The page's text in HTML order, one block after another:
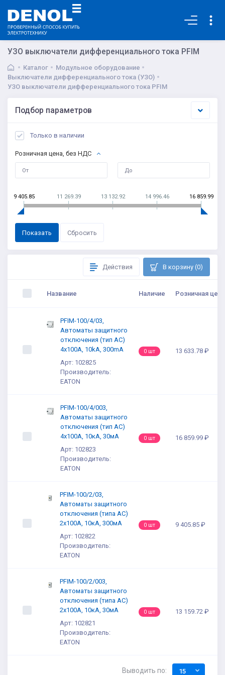
УЗО выключатели дифференциального тока PFIM
Каталог
Модульное оборудование
Выключатели дифференциального тока (УЗО)
УЗО выключатели дифференциального тока PFIM
Действия В корзину (0)
Название Наличие Розничная
PFIM-100/4/03,
Автоматы защитного
отключения (тип AC)
4x100A, 10kA, 300mA
Арт: 102825
Производитель:
EATON
0 шт 13 633.78 ₽
PFIM-100/4/003,
Автоматы защитного
отключения (тип AC)
4x100A, 10кА, 30мА
Арт: 102823
Производитель:
EATON
0 шт 16 859.99 ₽
PFIM-100/2/03,
Автоматы защитного
отключения (типа AC)
2x100A, 10кА, 300мА
Арт: 102822
Производитель:
EATON
0 шт 9 405.85 ₽
PFIM-100/2/003,
Автоматы защитного
отключения (типа AC)
2x100A, 10кА, 30мА
Арт: 102821
Производитель:
EATON
0 шт 13 159.72 ₽
Выводить по: 15
Подбор параметров
Только в наличии
Розничная цена, без НДС
9 405.85 11 269.39 13 132.92 14 996.46 16 859.99